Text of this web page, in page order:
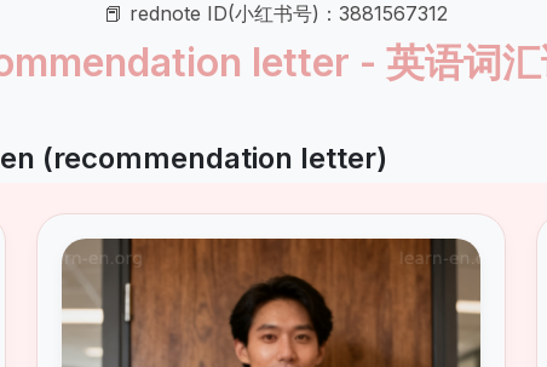
📕 rednote ID(小红书号)：3881567312
letter - 英语词
(recommendation letter)